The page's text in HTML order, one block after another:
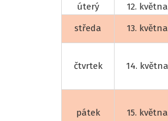
úterý
12. května
středa
13. května
čtvrtek 14. května
pátek 15. května